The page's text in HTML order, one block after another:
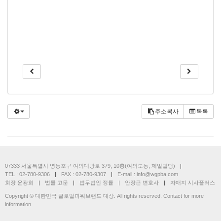
주소복사 목록
07333 서울특별시 영등포구 여의대방로 379, 10층(여의도동, 제일빌딩)
|
TEL : 02-780-9306 | FAX : 02-780-9307 |
E-mail : info@wgpba.com
회장 윤광희
| 법률 고문 | 법무법인 정률 | 안장근 변호사 | 자매지 시사플러스
Copyright © 대한민국 글로벌파워브랜드 대상. All rights reserved. Contact for more
information.